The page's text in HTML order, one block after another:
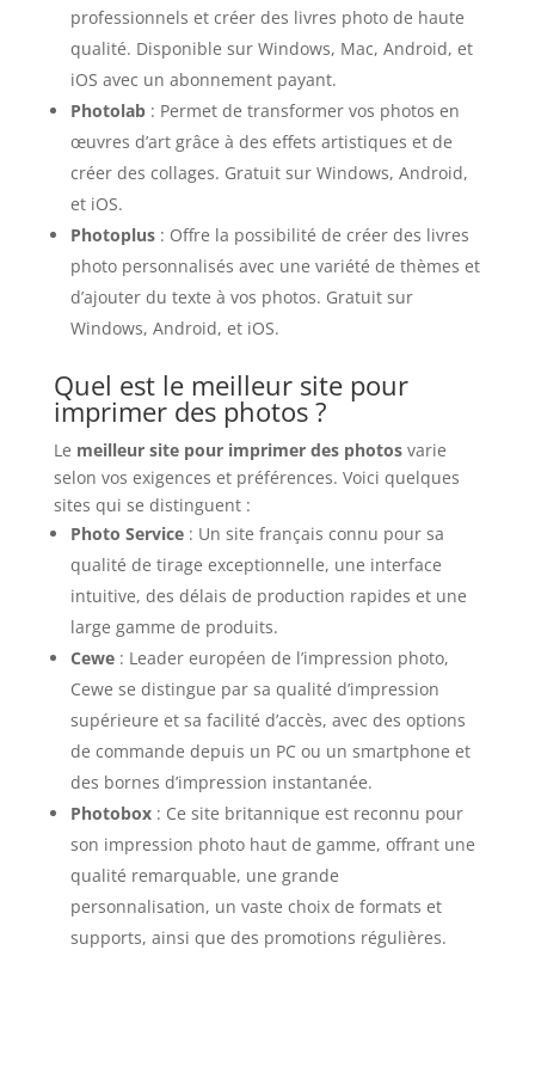
professionnels et créer des livres photo de haute
qualité. Disponible sur Windows, Mac, Android, et
iOS avec un abonnement payant.
Photolab: Permet de transformer vos photos en
œuvres d’art grâce à des effets artistiques et de
créer des collages. Gratuit sur Windows, Android,
et iOS.
Photoplus: Offre la possibilité de créer des livres
photo personnalisés avec une variété de thèmes et
d’ajouter du texte à vos photos. Gratuit sur
Windows, Android, et iOS.
Quel est le meilleur site pour
imprimer des photos ?
Le meilleur site pour imprimer des photosvarie
selon vos exigences et préférences. Voici quelques
sites qui se distinguent :
Photo Service: Un site français connu pour sa
qualité de tirage exceptionnelle, une interface
intuitive, des délais de production rapides et une
large gamme de produits.
Cewe: Leader européen de l’impression photo,
Cewe se distingue par sa qualité d’impression
supérieure et sa facilité d’accès, avec des options
de commande depuis un PC ou un smartphone et
des bornes d’impression instantanée.
Photobox: Ce site britannique est reconnu pour
son impression photo haut de gamme, offrant une
qualité remarquable, une grande
personnalisation, un vaste choix de formats et
supports, ainsi que des promotions régulières.